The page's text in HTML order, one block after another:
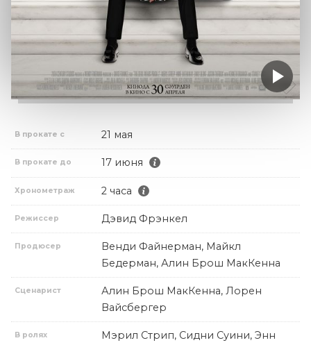
В прокате с 21 мая
В прокате до 17 июня
Хронометраж 2 часа
Режиссер Дэвид Фрэнкел
Продюсер
Венди Файнерман, Майкл
Бедерман, Алин Брош МакКенна
Сценарист
Алин Брош МакКенна, Лорен
Вайсбергер
В ролях
Мэрил Стрип, Сидни Суини, Энн